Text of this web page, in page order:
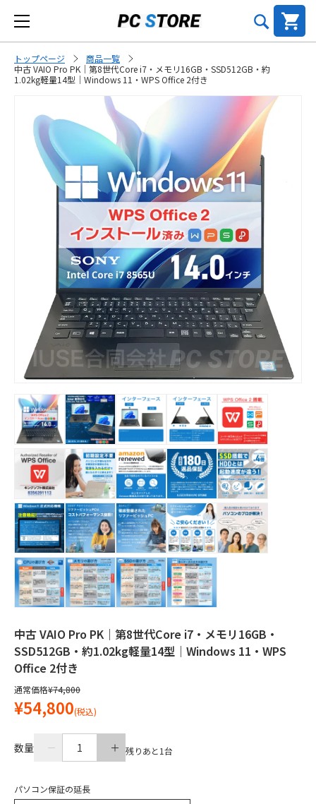
トップページ
商品一覧
中古 VAIO Pro PK｜第8世代Core i7・メモリ16GB・SSD512GB・約
1.02kg軽量14型｜Windows 11・WPS Office 2付き
中古 VAIO Pro PK｜第8世代Core i7・メモリ16GB・
SSD512GB・約1.02kg軽量14型｜Windows 11・WPS
Office 2付き
通常価格¥74,800
¥54,800(税込)
数量 1 残りあと1台
パソコン保証の延長